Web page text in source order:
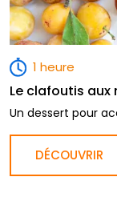
1 heure
Le clafoutis
Un dessert pour
DÉCOUVRIR